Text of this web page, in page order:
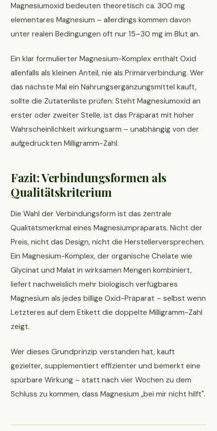
Magnesiumoxid bedeuten theoretisch ca. 300 mg
elementares Magnesium – allerdings kommen davon
unter realen Bedingungen oft nur 15–30 mg im Blut an.
Ein klar formulierter Magnesium-Komplex enthält Oxid
allenfalls als kleinen Anteil, nie als Primärverbindung. Wer
das nächste Mal ein Nahrungsergänzungsmittel kauft,
sollte die Zutatenliste prüfen: Steht Magnesiumoxid an
erster oder zweiter Stelle, ist das Präparat mit hoher
Wahrscheinlichkeit wirkungsarm – unabhängig von der
aufgedruckten Milligramm-Zahl.
Fazit: Verbindungsformen als
Qualitätskriterium
Die Wahl der Verbindungsform ist das zentrale
Qualitätsmerkmal eines Magnesiumpräparats. Nicht der
Preis, nicht das Design, nicht die Herstellerversprechen.
Ein Magnesium-Komplex, der organische Chelate wie
Glycinat und Malat in wirksamen Mengen kombiniert,
liefert nachweislich mehr biologisch verfügbares
Magnesium als jedes billige Oxid-Präparat – selbst wenn
Letzteres auf dem Etikett die doppelte Milligramm-Zahl
zeigt.
Wer dieses Grundprinzip verstanden hat, kauft
gezielter, supplementiert effizienter und bemerkt eine
spürbare Wirkung – statt nach vier Wochen zu dem
Schluss zu kommen, dass Magnesium „bei mir nicht hilft".